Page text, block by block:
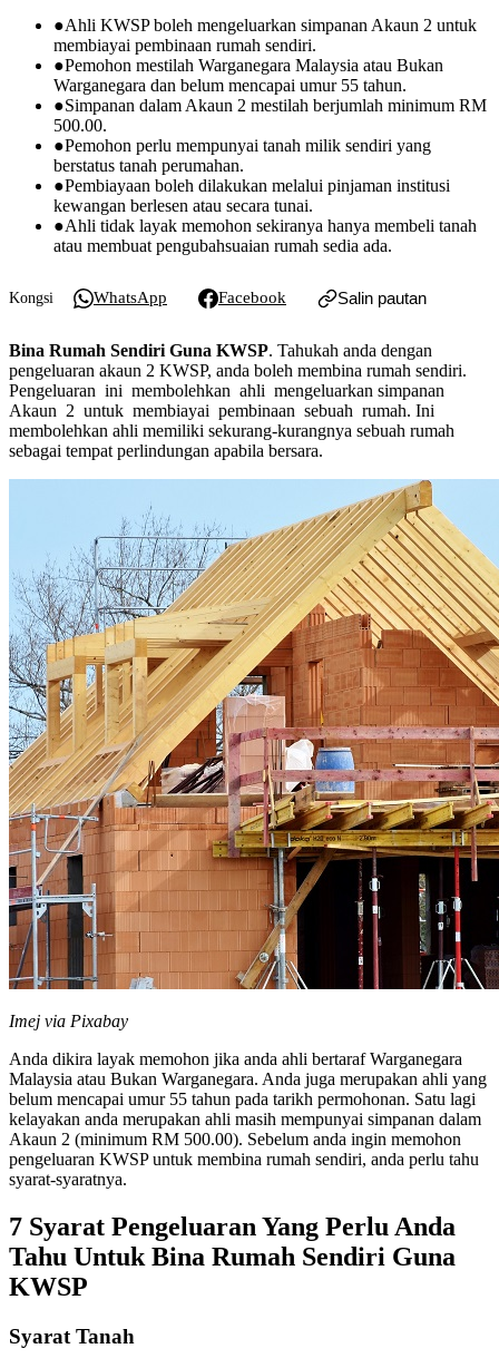
●Ahli KWSP boleh mengeluarkan simpanan Akaun 2 untuk
membiayai pembinaan rumah sendiri.
●Pemohon mestilah Warganegara Malaysia atau Bukan
Warganegara dan belum mencapai umur 55 tahun.
●Simpanan dalam Akaun 2 mestilah berjumlah minimum RM
500.00.
●Pemohon perlu mempunyai tanah milik sendiri yang
berstatus tanah perumahan.
●Pembiayaan boleh dilakukan melalui pinjaman institusi
kewangan berlesen atau secara tunai.
●Ahli tidak layak memohon sekiranya hanya membeli tanah
atau membuat pengubahsuaian rumah sedia ada.
Kongsi WhatsApp Facebook Salin pautan
Bina Rumah Sendiri Guna KWSP. Tahukah anda dengan
pengeluaran akaun 2 KWSP, anda boleh membina rumah sendiri.
Pengeluaran ini membolehkan ahli mengeluarkan simpanan
Akaun 2 untuk membiayai pembinaan sebuah rumah. Ini
membolehkan ahli memiliki sekurang-kurangnya sebuah rumah
sebagai tempat perlindungan apabila bersara.
Imej via Pixabay
Anda dikira layak memohon jika anda ahli bertaraf Warganegara
Malaysia atau Bukan Warganegara. Anda juga merupakan ahli yang
belum mencapai umur 55 tahun pada tarikh permohonan. Satu lagi
kelayakan anda merupakan ahli masih mempunyai simpanan dalam
Akaun 2 (minimum RM 500.00). Sebelum anda ingin memohon
pengeluaran KWSP untuk membina rumah sendiri, anda perlu tahu
syarat-syaratnya.
7 Syarat Pengeluaran Yang Perlu Anda
Tahu Untuk Bina Rumah Sendiri Guna
KWSP
Syarat Tanah